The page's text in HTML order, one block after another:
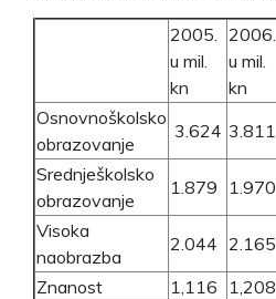
2005.
u mil.
kn
2006.
u mil.
kn
Osnovnoškolsko
obrazovanje
3.624 3.811
Srednješkolsko
obrazovanje
1.879 1.970
Visoka
naobrazba
2.044 2.165
Znanost
1,116 1,208